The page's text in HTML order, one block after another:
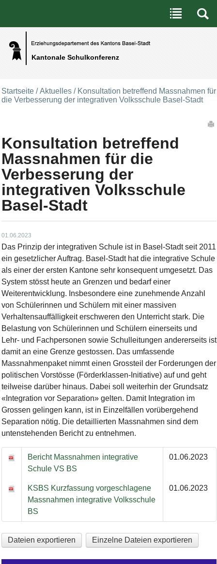
Kantonale Schulkonferenz
Benutzerspezifische Werkzeuge
Direkt zum Inhalt|Direkt zur Navigation
Startseite /Aktuelles / Konsultation betreffend Massnahmen für
die Verbesserung der integrativen Volksschule Basel-Stadt
Konsultation betreffend
Massnahmen für die
Verbesserung der
integrativen Volksschule
Basel-Stadt
01.06.2023
Das Prinzip der integrativen Schule ist in Basel-Stadt seit 2011
ein gesetzlicher Auftrag. Basel-Stadt hat die integrative Schule
als einer der ersten Kantone sehr konsequent umgesetzt. Das
System stösst heute an Grenzen und bedarf einer
Weiterentwicklung. Insbesondere eine zunehmende Anzahl
von Schülerinnen und Schülern mit einer massiven
Verhaltensauffälligkeit erschweren den Unterricht stark. Die
Belastung von Schülerinnen und Schülern einerseits und
Lehr- und Fachpersonen sowie Schulleitungen andererseits ist
damit an eine Grenze gestossen. Das umfassende
Massnahmenpaket nimmt einen Grossteil der Forderungen der
politischen Vorstösse (Förderklassen-Initiative) auf und geht
teilweise darüber hinaus. Dabei soll weiterhin der Grundsatz
«Integration vor Separation» gelten. Damit Integration im
Grossen gelingen kann, ist in Einzelfällen vorübergehend
Separation nötig. Die detaillierten Massnahmen sind dem
untenstehenden Bericht zu entnehmen.
Bericht Massnahmen integrative
Schule VS BS
01.06.2023
KSBS Kurzfassung vorgeschlagene
Massnahmen integrative Volksschule
BS
01.06.2023
Dateien exportieren Einzelne Dateien exportieren